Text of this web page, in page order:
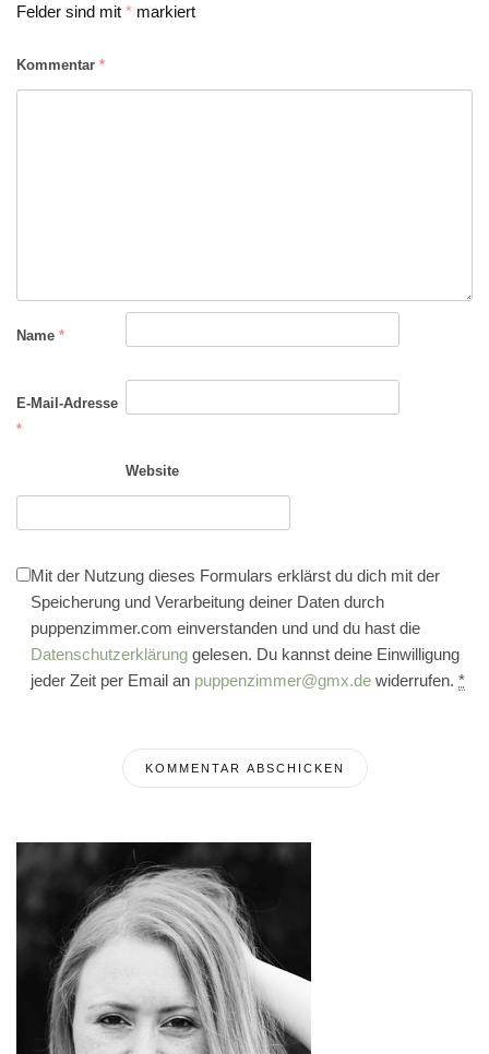
Felder sind mit * markiert
Kommentar *
Name *
E-Mail-Adresse
*
Website
Mit der Nutzung dieses Formulars erklärst du dich mit der
Speicherung und Verarbeitung deiner Daten durch
puppenzimmer.com einverstanden und und du hast die
Datenschutzerklärung gelesen. Du kannst deine Einwilligung
jeder Zeit per Email an puppenzimmer@gmx.de widerrufen. *